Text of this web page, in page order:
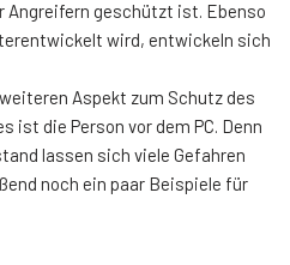
Angreifern geschützt ist. Ebenso
wird, entwickeln sich
Aspekt zum Schutz des
ist die Person vor dem PC. Denn
lassen sich viele Gefahren
noch ein paar Beispiele für